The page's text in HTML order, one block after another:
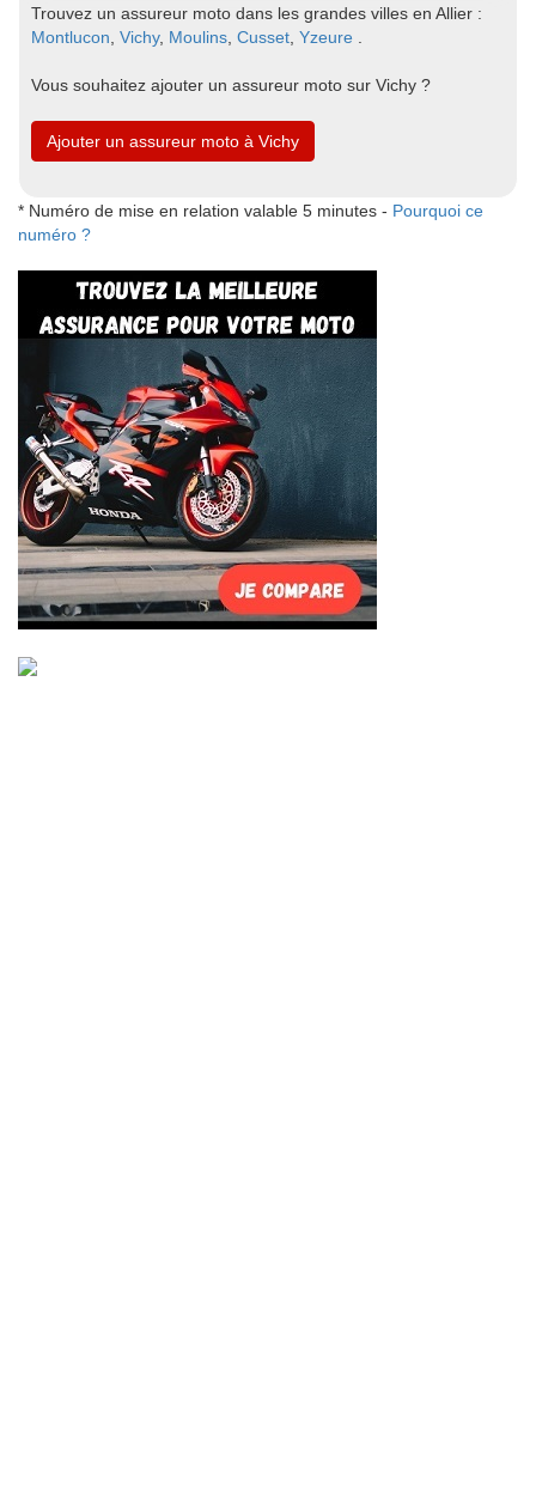
Trouvez un assureur moto dans les grandes villes en Allier :
Montlucon Vichy, Moulins Cusset Yzeure
Vous souhaitez ajouter un assureur moto sur Vichy ?
Ajouter un assureur moto à Vichy
* Numéro de mise en relation valable 5 minutes - Pourquoi ce
numéro ?